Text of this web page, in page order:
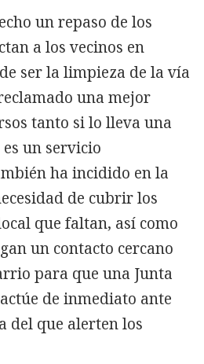
un repaso de los
a los vecinos en
ser la limpieza de la vía
una mejor
tanto si lo lleva una
un servicio
ha incidido en la
de cubrir los
que faltan, así como
un contacto cercano
para que una Junta
de inmediato ante
del que alerten los